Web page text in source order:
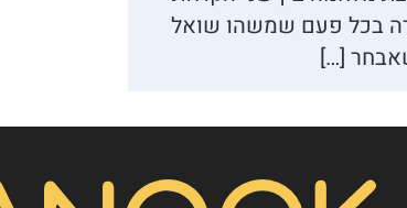
בכל פעם שמשהו שואל
[…]
אסף חמץ
אפשר לעזור לכם היום?